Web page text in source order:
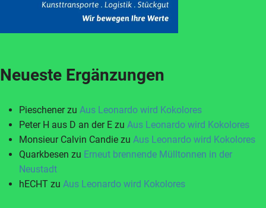
Neueste Ergänzungen
Pieschenerzu Aus Leonardo wird Kokolores
Peter H aus D an der E zu Aus Leonardo wird Kokolores
Monsieur Calvin Candie zu Aus Leonardo wird Kokolores
Quarkbesen zu Erneut brennende Mülltonnen in der
Neustadt
hECHT zu Aus Leonardo wird Kokolores